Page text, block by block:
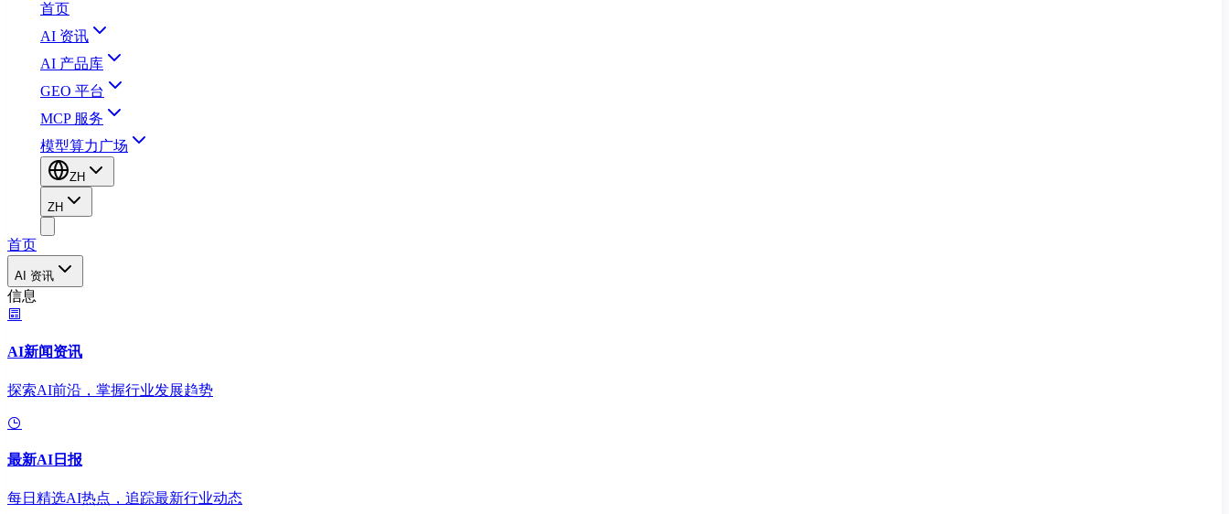
首页
AI 资讯
AI 产品库
GEO 平台
MCP 服务
模型算力广场
ZH
ZH
首页
AI 资讯
信息
AI新闻资讯
探索AI前沿，掌握行业发展趋势
最新AI日报
每日精选AI热点，追踪最新行业动态